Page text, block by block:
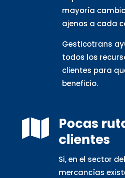
mayoría
ajenos a cada
Gesticotrans
todos los
clientes para
beneficio.

Pocas
clientes
Si, en el sector
mercancías